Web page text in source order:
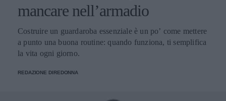
mancare nell’armadio
Costruire un guardaroba essenziale è un po’ come mettere
a punto una buona routine: quando funziona, ti semplifica
la vita ogni giorno.
REDAZIONE DIREDONNA